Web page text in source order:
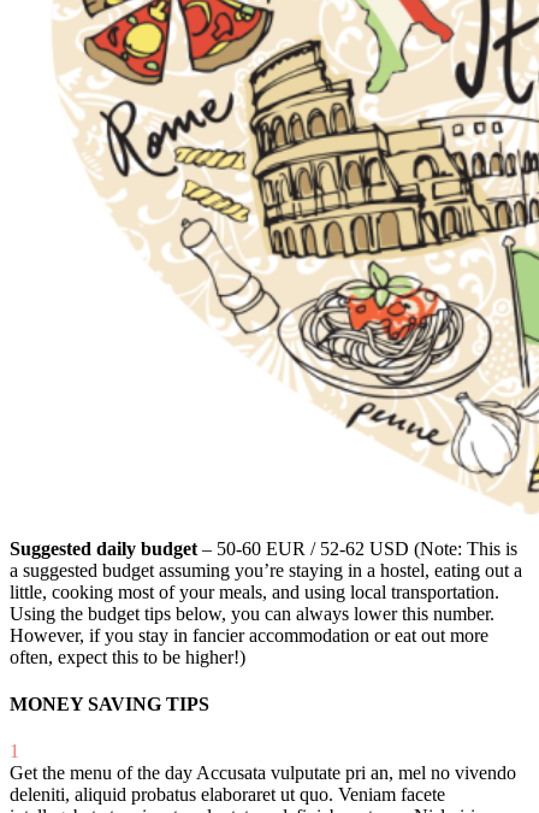
Suggested daily budget – 50-60 EUR / 52-62 USD (Note: This is
a suggested budget assuming you’re staying in a hostel, eating out a
little, cooking most of your meals, and using local transportation.
Using the budget tips below, you can always lower this number.
However, if you stay in fancier accommodation or eat out more
often, expect this to be higher!)
MONEY SAVING TIPS
1
Get the menu of the day Accusata vulputate pri an, mel no vivendo
deleniti, aliquid probatus elaboraret ut quo. Veniam facete